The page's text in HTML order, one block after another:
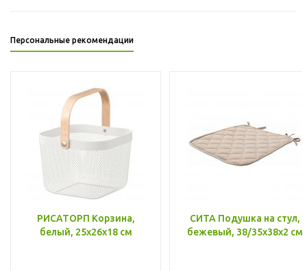
Персональные рекомендации
РИСАТОРП Корзина,
белый, 25x26x18 см
СИТА Подушка на стул,
бежевый, 38/35x38x2 см